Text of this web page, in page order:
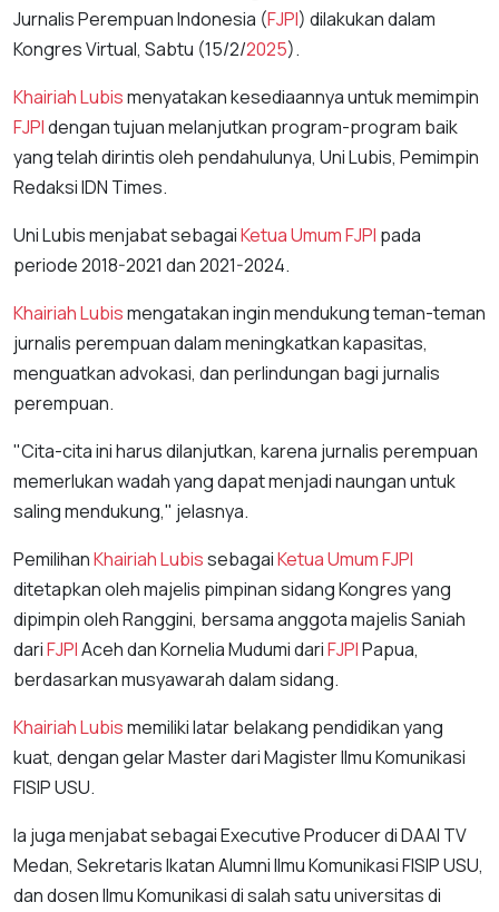
Jurnalis Perempuan Indonesia (FJPI) dilakukan dalam
Kongres Virtual, Sabtu (15/2/2025).
Khairiah Lubismenyatakan kesediaannya untuk memimpin
FJPIdengan tujuan melanjutkan program-program baik
yang telah dirintis oleh pendahulunya, Uni Lubis, Pemimpin
Redaksi IDN Times.
Uni Lubis menjabat sebagaiKetua UmumFJPI pada
periode 2018-2021 dan 2021-2024.
Khairiah Lubismengatakan ingin mendukung teman-teman
jurnalis perempuan dalam meningkatkan kapasitas,
menguatkan advokasi, dan perlindungan bagi jurnalis
perempuan.
"Cita-cita ini harus dilanjutkan, karena jurnalis perempuan
memerlukan wadah yang dapat menjadi naungan untuk
saling mendukung," jelasnya.
PemilihanKhairiah LubissebagaiKetua UmumFJPI
ditetapkan oleh majelis pimpinan sidang Kongres yang
dipimpin oleh Ranggini, bersama anggota majelis Saniah
dariFJPIAceh dan Kornelia Mudumi dariFJPIPapua,
berdasarkan musyawarah dalam sidang.
Khairiah Lubismemiliki latar belakang pendidikan yang
kuat, dengan gelar Master dari Magister Ilmu Komunikasi
FISIP USU.
Ia juga menjabat sebagai Executive Producer di DAAI TV
Medan, Sekretaris Ikatan Alumni Ilmu Komunikasi FISIP USU,
dan dosen Ilmu Komunikasi di salah satu universitas di